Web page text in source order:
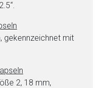
gekennzeichnet mit
2, 18 mm,